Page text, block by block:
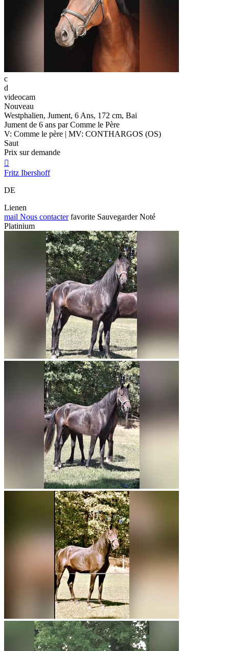
c
d
videocam
Nouveau
Westphalien, Jument, 6 Ans, 172 cm, Bai
Jument de 6 ans par Comme le Père
V: Comme le père | MV: CONTHARGOS (OS)
Saut
Prix sur demande

Fritz Ibershoff
DE
Lienen
mail Nous contacter favorite Sauvegarder Noté
Platinium